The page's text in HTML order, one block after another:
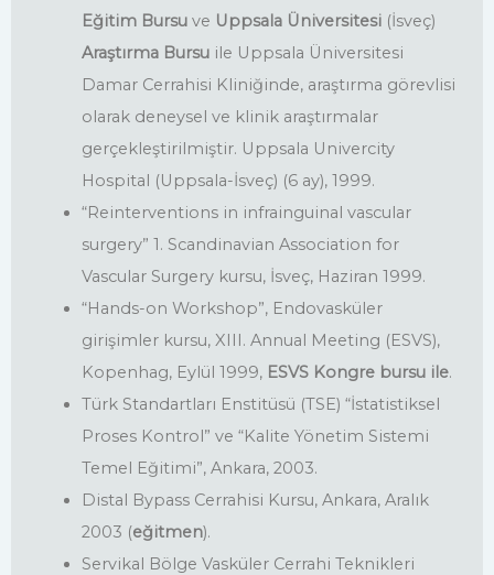
Eğitim Bursuve Uppsala Üniversitesi(İsveç)
Araştırma Bursuile Uppsala Üniversitesi
Damar Cerrahisi Kliniğinde, araştırma görevlisi
olarak deneysel ve klinik araştırmalar
gerçekleştirilmiştir. Uppsala Univercity
Hospital (Uppsala-İsveç) (6 ay), 1999.
“Reinterventions in infrainguinal vascular
surgery” 1. Scandinavian Association for
Vascular Surgery kursu, İsveç, Haziran 1999.
“Hands-on Workshop”, Endovasküler
girişimler kursu, XIII. Annual Meeting (ESVS),
Kopenhag, Eylül 1999, ESVS Kongre bursu ile.
Türk Standartları Enstitüsü (TSE) “İstatistiksel
Proses Kontrol” ve “Kalite Yönetim Sistemi
Temel Eğitimi”, Ankara, 2003.
Distal Bypass Cerrahisi Kursu, Ankara, Aralık
2003 (eğitmen).
Servikal Bölge Vasküler Cerrahi Teknikleri